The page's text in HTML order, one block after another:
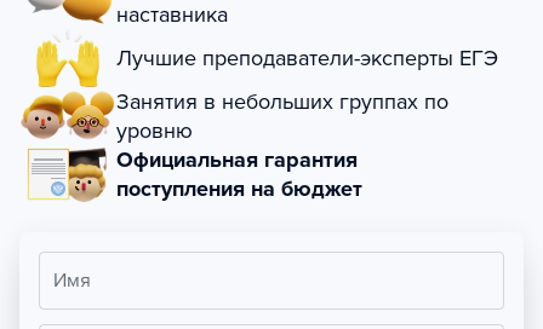
наставника
Лучшие преподаватели-эксперты ЕГЭ
Занятия в небольших группах по
уровню
Официальная гарантия
поступления на бюджет
Имя